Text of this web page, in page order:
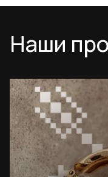
Наши